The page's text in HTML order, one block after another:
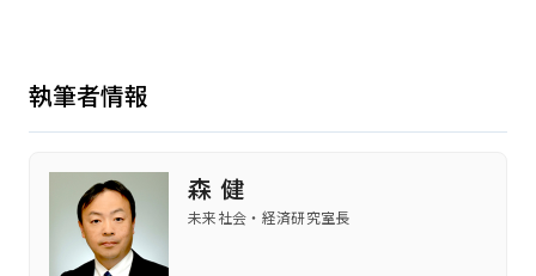
執筆者情報
森 健
未来社会・経済研究室長